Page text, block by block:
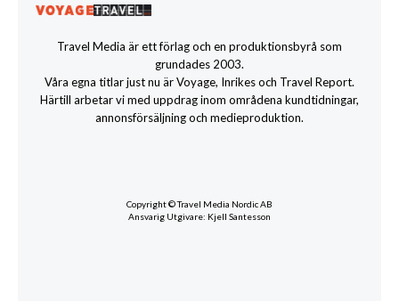
Travel Media är ett förlag och en produktionsbyrå som
grundades 2003.
Våra egna titlar just nu är Voyage, Inrikes och Travel Report.
Härtill arbetar vi med uppdrag inom områdena kundtidningar,
annonsförsäljning och medieproduktion.
Copyright © Travel Media Nordic AB
Ansvarig Utgivare: Kjell Santesson